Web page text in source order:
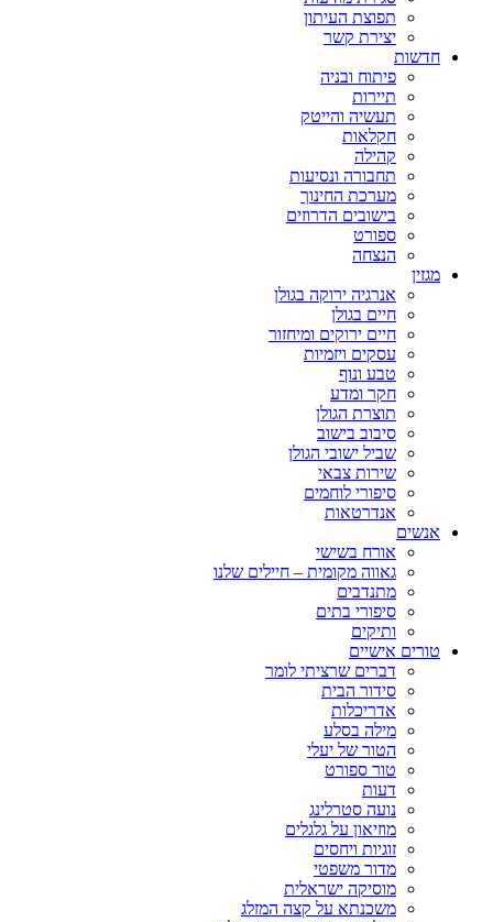
תפוצת העיתון
יצירת קשר
חדשות
פיתוח ובניה
תיירות
תעשיה והייטק
חקלאות
קהילה
תחבורה ונסיעות
מערכת החינוך
בישובים הדרוזים
ספורט
הנצחה
מגזין
אנרגיה ירוקה בגולן
חיים בגולן
חיים ירוקים ומיחזור
עסקים ויזמיות
טבע ונוף
חקר ומדע
תוצרת הגולן
סיבוב בישוב
שביל ישובי הגולן
שירות צבאי
סיפורי לוחמים
אנדרטאות
אנשים
אורח בשישי
גאווה מקומית – חיילים שלנו
מתנדבים
סיפורי בתים
ותיקים
טורים אישיים
דברים שרציתי לומר
סידור הבית
אדריכלות
מילה בסלע
הטור של יעלי
טור ספורט
דעות
נועה סטרלינג
מוזיאון על גלגלים
זוגיות ויחסים
מדור משפטי
מוסיקה ישראלית
משכנתא על קצה המזלג